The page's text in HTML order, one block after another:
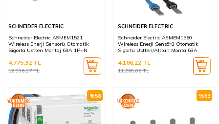
SCHNEIDER ELECTRIC
Schneider Electric A9MEM1521
Wireless Enerji Sensörü Otomatik
Sigorta Üstten Montaj 63A 1P+N
12.906,27TL
4.775,32 TL
SCHNEIDER ELECTRIC
Schneider Electric A9MEM1560
Wireless Enerji Sensörü Otomatik
Sigorta Üstten/Alttan Monta 63A
11.260,06TL
4.166,22 TL
%58 %63